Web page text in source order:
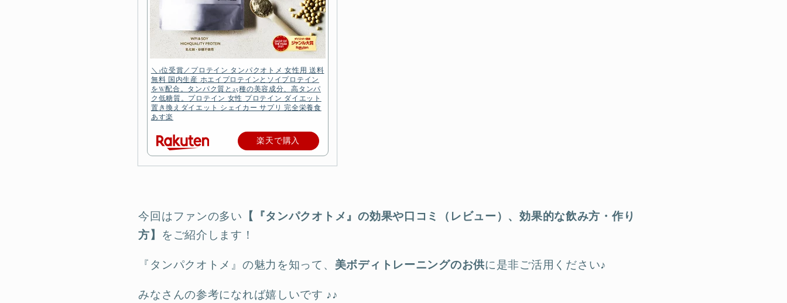
＼1位受賞／プロテイン タンパクオトメ 女性用 送料
無料 国内生産 ホエイプロテインとソイプロテイン
をW配合。タンパク質と25種の美容成分、高タンパ
ク低糖質。プロテイン 女性 プロテイン ダイエット
置き換えダイエット シェイカー サプリ 完全栄養食
あす楽
楽天で購入
今回はファンの多い 【『タンパクオトメ』の効果や口コミ（レビュー）、効果的な飲み方・作り
方】 をご紹介します！
『タンパクオトメ』の魅力を知って、 美ボディトレーニングのお供に是非ご活用ください♪
みなさんの参考になれば嬉しいです ♪♪